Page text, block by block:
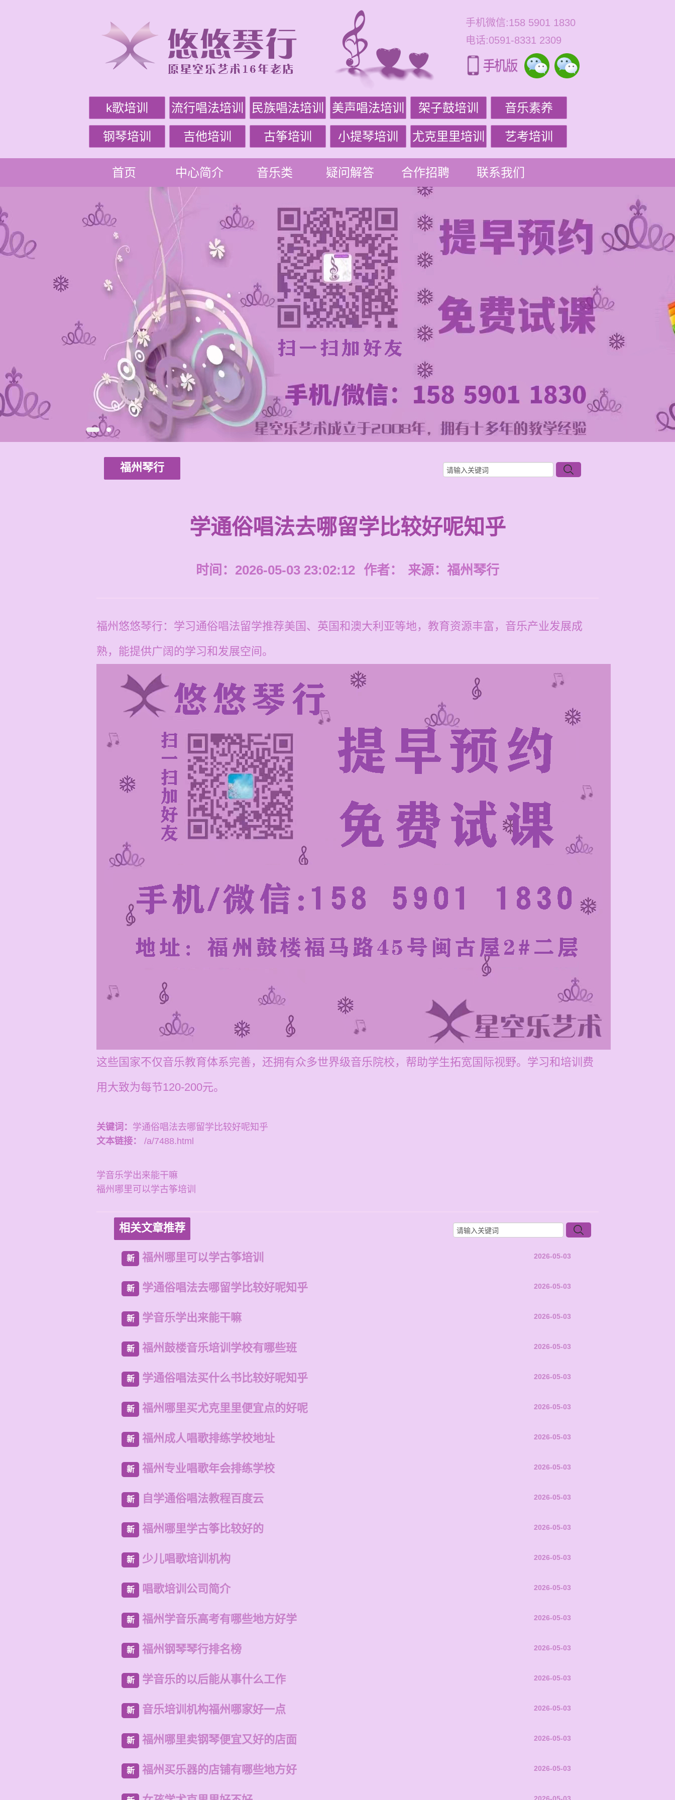
手机微信:158 5901 1830
电话:0591-8331 2309
k歌培训 流行唱法培训 民族唱法培训 美声唱法培训 架子鼓培训 音乐素养
钢琴培训 吉他培训 古筝培训 小提琴培训 尤克里里培训 艺考培训
首页 中心简介 音乐类 疑问解答 合作招聘 联系我们
福州琴行
学通俗唱法去哪留学比较好呢知乎
时间：2026-05-03 23:02:12 作者： 来源： 福州琴行
福州悠悠琴行：学习通俗唱法留学推荐美国、英国和澳大利亚等地，教育资源丰富，音乐产业发展成
熟，能提供广阔的学习和发展空间。
这些国家不仅音乐教育体系完善，还拥有众多世界级音乐院校，帮助学生拓宽国际视野。学习和培训费
用大致为每节120-200元。
关键词： 学通俗唱法去哪留学比较好呢知乎
文本链接：
/a/7488.html
学音乐学出来能干嘛
福州哪里可以学古筝培训
相关文章推荐
新 福州哪里可以学古筝培训 2026-05-03
新 学通俗唱法去哪留学比较好呢知乎 2026-05-03
新 学音乐学出来能干嘛 2026-05-03
新 福州鼓楼音乐培训学校有哪些班 2026-05-03
新 学通俗唱法买什么书比较好呢知乎 2026-05-03
新 福州哪里买尤克里里便宜点的好呢 2026-05-03
新 福州成人唱歌排练学校地址 2026-05-03
新 福州专业唱歌年会排练学校 2026-05-03
新 自学通俗唱法教程百度云 2026-05-03
新 福州哪里学古筝比较好的 2026-05-03
新 少儿唱歌培训机构 2026-05-03
新 唱歌培训公司简介 2026-05-03
新 福州学音乐高考有哪些地方好学 2026-05-03
新 福州钢琴琴行排名榜 2026-05-03
新 学音乐的以后能从事什么工作 2026-05-03
新 音乐培训机构福州哪家好一点 2026-05-03
新 福州哪里卖钢琴便宜又好的店面 2026-05-03
新 福州买乐器的店铺有哪些地方好 2026-05-03